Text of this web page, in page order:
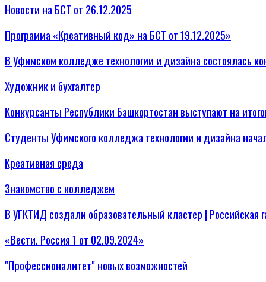
Новости на БСТ от 26.12.2025
Программа «Креативный код» на БСТ от 19.12.2025»
В Уфимском колледже технологии и дизайна состоялась
Художник и бухгалтер
Конкурсанты Республики Башкортостан выступают на
Студенты Уфимского колледжа технологии и дизайна
Креативная среда
Знакомство с колледжем
В УГКТИД создали образовательный кластер |
«Вести. Россия 1 от 02.09.2024»
"Профессионалитет" новых возможностей